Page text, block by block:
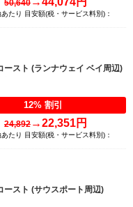
50,640
たり 目安額(税・サービス料別)：
ースト (ランナウェイ ベイ周辺)
12% 割引
24,892→22,351円
たり 目安額(税・サービス料別)：
ースト (サウスポート周辺)